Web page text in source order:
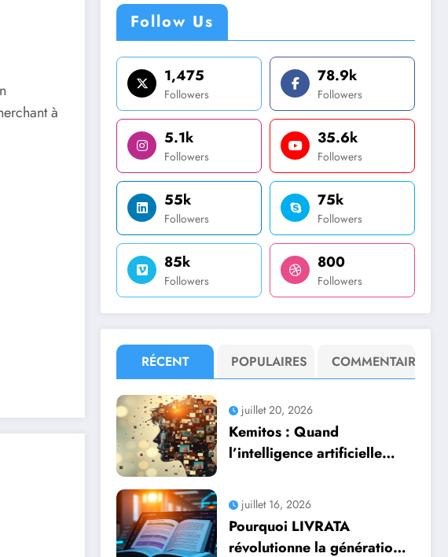
à
Follow Us
1,475
Followers
78.9k
Followers
5.1k
Followers
35.6k
Followers
55k
Followers
75k
Followers
85k
Followers
800
Followers
RÉCENT POPULAIRES COMMENTAIRE
juillet 20, 2026
Kemitos : Quand
l’intelligence artificielle
juillet 16, 2026
Pourquoi LIVRATA
révolutionne la génération